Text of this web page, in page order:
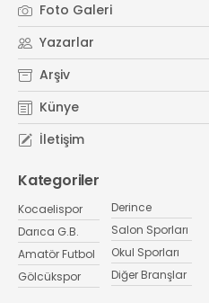
Foto Galeri
Yazarlar
Arşiv
Künye
İletişim
Kategoriler
Kocaelispor
Darıca G.B.
Amatör Futbol
Gölcükspor
Derince
Salon Sporları
Okul Sporları
Diğer Branşlar